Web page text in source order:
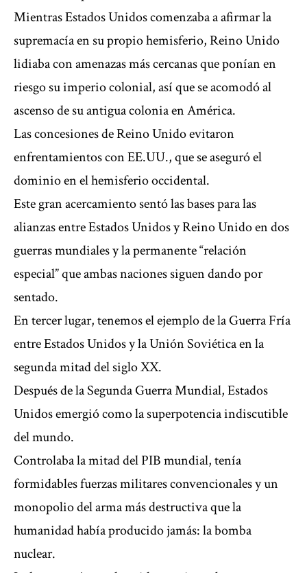
Mientras Estados Unidos comenzaba a afirmar la
supremacía en su propio hemisferio, Reino Unido
lidiaba con amenazas más cercanas que ponían en
riesgo su imperio colonial, así que se acomodó al
ascenso de su antigua colonia en América.
Las concesiones de Reino Unido evitaron
enfrentamientos con EE.UU., que se aseguró el
dominio en el hemisferio occidental.
Este gran acercamiento sentó las bases para las
alianzas entre Estados Unidos y Reino Unido en dos
guerras mundiales y la permanente “relación
especial” que ambas naciones siguen dando por
sentado.
En tercer lugar, tenemos el ejemplo de la Guerra Fría
entre Estados Unidos y la Unión Soviética en la
segunda mitad del siglo XX.
Después de la Segunda Guerra Mundial, Estados
Unidos emergió como la superpotencia indiscutible
del mundo.
Controlaba la mitad del PIB mundial, tenía
formidables fuerzas militares convencionales y un
monopolio del arma más destructiva que la
humanidad había producido jamás: la bomba
nuclear.